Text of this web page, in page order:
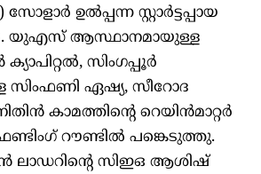
ഉൽപ്പന്ന സ്റ്റാർട്ടപ്പായ
യുഎസ് ആസ്ഥാനമായുള്ള
സിംഗപ്പൂർ
ഏഷ്യ, സീറോദ
കാമത്തിന്റെ റെയിൻമാറ്റർ
റൗണ്ടിൽ പങ്കെടുത്തു.
സിഇഒ ആശിഷ്